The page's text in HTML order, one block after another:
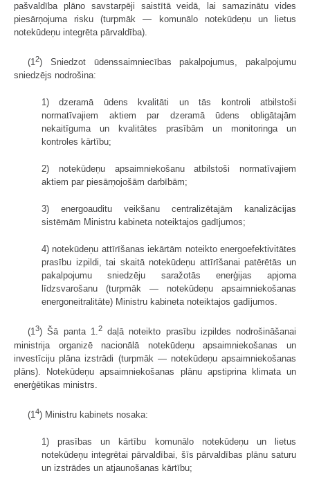
pašvaldība plāno savstarpēji saistītā veidā, lai samazinātu vides
piesārņojuma risku (turpmāk — komunālo notekūdeņu un lietus
notekūdeņu integrēta pārvaldība).
(12) Sniedzot ūdenssaimniecības pakalpojumus, pakalpojumu
sniedzējs nodrošina:
1) dzeramā ūdens kvalitāti un tās kontroli atbilstoši
normatīvajiem aktiem par dzeramā ūdens obligātajām
nekaitīguma un kvalitātes prasībām un monitoringa un
kontroles kārtību;
2) notekūdeņu apsaimniekošanu atbilstoši normatīvajiem
aktiem par piesārņojošām darbībām;
3) energoauditu veikšanu centralizētajām kanalizācijas
sistēmām Ministru kabineta noteiktajos gadījumos;
4) notekūdeņu attīrīšanas iekārtām noteikto energoefektivitātes
prasību izpildi, tai skaitā notekūdeņu attīrīšanai patērētās un
pakalpojumu sniedzēju saražotās enerģijas apjoma
līdzsvarošanu (turpmāk — notekūdeņu apsaimniekošanas
energoneitralitāte) Ministru kabineta noteiktajos gadījumos.
(13) Šā panta 1.2daļā noteikto prasību izpildes nodrošināšanai
ministrija organizē nacionālā notekūdeņu apsaimniekošanas un
investīciju plāna izstrādi (turpmāk — notekūdeņu apsaimniekošanas
plāns). Notekūdeņu apsaimniekošanas plānu apstiprina klimata un
enerģētikas ministrs.
(14) Ministru kabinets nosaka:
1) prasības un kārtību komunālo notekūdeņu un lietus
notekūdeņu integrētai pārvaldībai, šīs pārvaldības plānu saturu
un izstrādes un atjaunošanas kārtību;